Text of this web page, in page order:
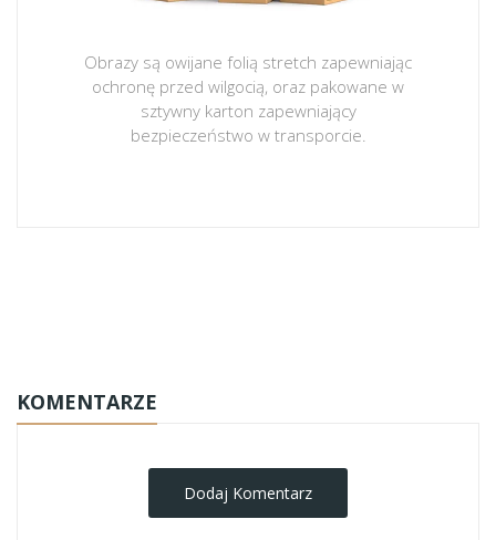
Obrazy są owijane folią stretch zapewniając
ochronę przed wilgocią, oraz pakowane w
sztywny karton zapewniający
bezpieczeństwo w transporcie.
KOMENTARZE
Dodaj Komentarz